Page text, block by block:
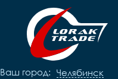
Ваш город: Челябинск